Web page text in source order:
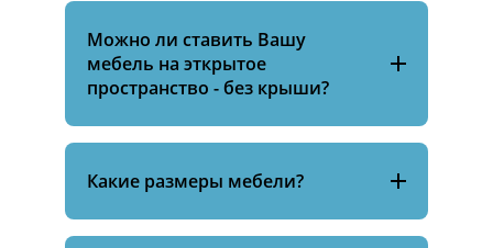
Можно ли ставить Вашу
мебель на эткрытое
пространство - без крыши?
Какие размеры мебели?